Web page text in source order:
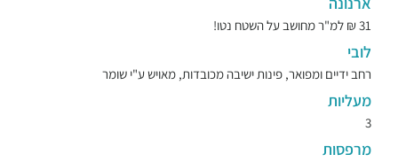
31 ₪ למ"ר מחושב על השטח נטו!
לובי
רחב ידיים ומפואר, פינות ישיבה מכובדות, מאויש ע"י שומר
מעליות
3
מרפסות